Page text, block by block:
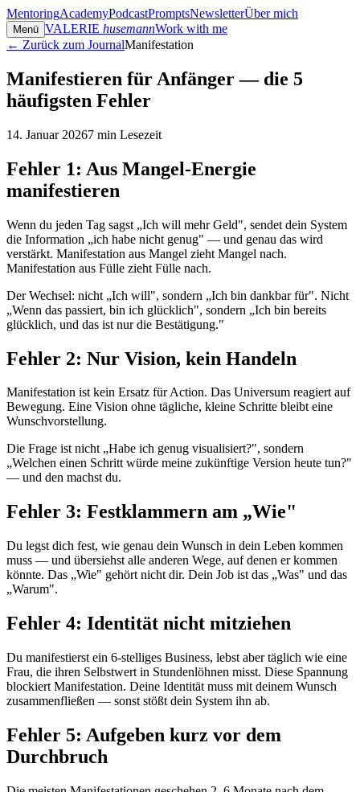
MentoringAcademyPodcastPromptsNewsletterÜber mich
Menü VALERIE husemannWork with me
← Zurück zum JournalManifestation
Manifestieren für Anfänger — die 5
häufigsten Fehler
14. Januar 20267 min Lesezeit
Fehler 1: Aus Mangel-Energie
manifestieren
Wenn du jeden Tag sagst „Ich will mehr Geld", sendet dein System
die Information „ich habe nicht genug" — und genau das wird
verstärkt. Manifestation aus Mangel zieht Mangel nach.
Manifestation aus Fülle zieht Fülle nach.
Der Wechsel: nicht „Ich will", sondern „Ich bin dankbar für". Nicht
„Wenn das passiert, bin ich glücklich", sondern „Ich bin bereits
glücklich, und das ist nur die Bestätigung."
Fehler 2: Nur Vision, kein Handeln
Manifestation ist kein Ersatz für Action. Das Universum reagiert auf
Bewegung. Eine Vision ohne tägliche, kleine Schritte bleibt eine
Wunschvorstellung.
Die Frage ist nicht „Habe ich genug visualisiert?", sondern
„Welchen einen Schritt würde meine zukünftige Version heute tun?"
— und den machst du.
Fehler 3: Festklammern am „Wie"
Du legst dich fest, wie genau dein Wunsch in dein Leben kommen
muss — und übersiehst alle anderen Wege, auf denen er kommen
könnte. Das „Wie" gehört nicht dir. Dein Job ist das „Was" und das
„Warum".
Fehler 4: Identität nicht mitziehen
Du manifestierst ein 6-stelliges Business, lebst aber täglich wie eine
Frau, die ihren Selbstwert in Stundenlöhnen misst. Diese Spannung
blockiert Manifestation. Deine Identität muss mit deinem Wunsch
zusammenfließen — sonst stößt dein System ihn ab.
Fehler 5: Aufgeben kurz vor dem
Durchbruch